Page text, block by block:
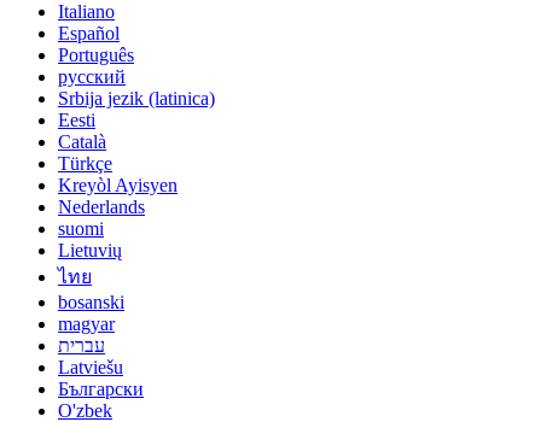
Italiano
Español
Português
русский
Srbija jezik (latinica)
Eesti
Català
Türkçe
Kreyòl Ayisyen
Nederlands
suomi
Lietuvių
ไทย
bosanski
magyar
עברית
Latviešu
Български
O'zbek